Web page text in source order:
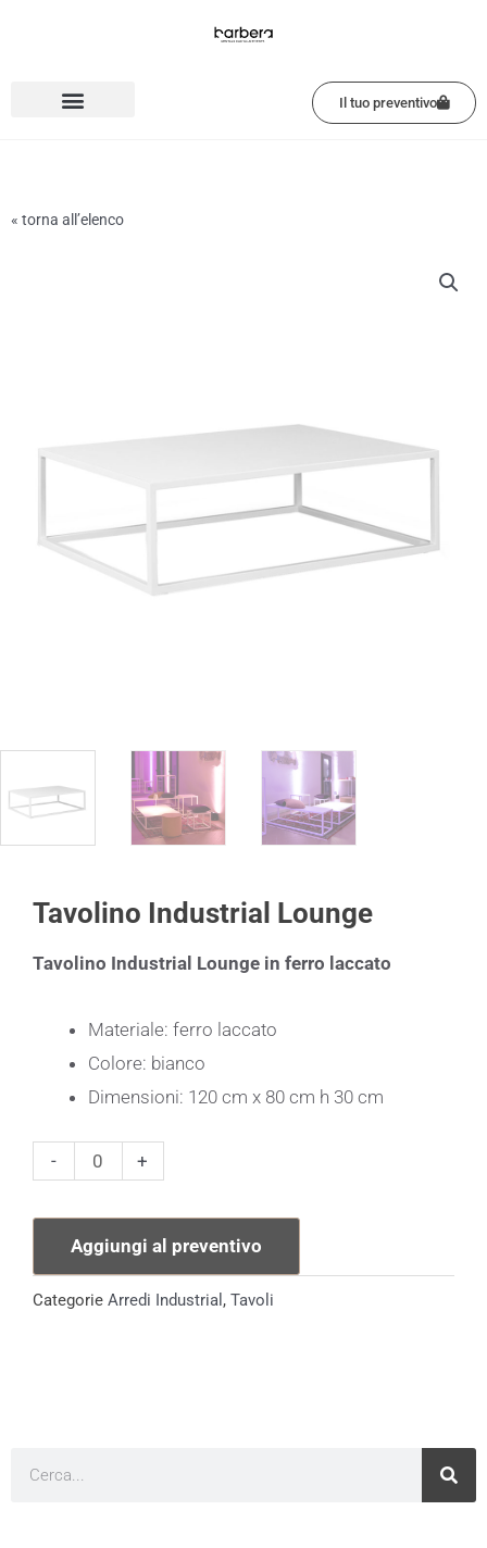
Il tuo preventivo
« torna all’elenco
Tavolino Industrial Lounge
Tavolino Industrial Lounge in ferro laccato
Materiale: ferro laccato
Colore: bianco
Dimensioni: 120 cm x 80 cm h 30 cm
-
Tavolino
Lounge
quantità
+
Aggiungi al preventivo
Categorie Arredi Industrial , Tavoli
Cerca